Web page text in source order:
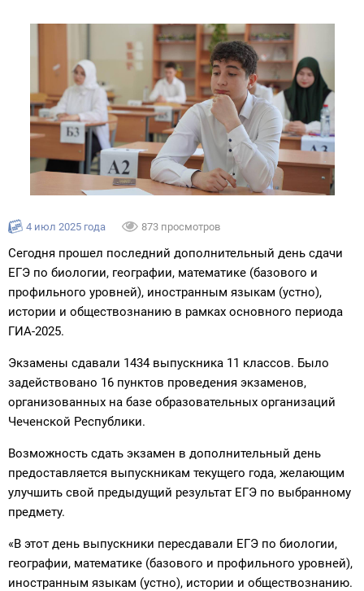
4 июл 2025 года 873 просмотров
Сегодня прошел последний дополнительный день сдачи
ЕГЭ по биологии, географии, математике (базового и
профильного уровней), иностранным языкам (устно),
истории и обществознанию в рамках основного периода
ГИА-2025.
Экзамены сдавали 1434 выпускника 11 классов. Было
задействовано 16 пунктов проведения экзаменов,
организованных на базе образовательных организаций
Чеченской Республики.
Возможность сдать экзамен в дополнительный день
предоставляется выпускникам текущего года, желающим
улучшить свой предыдущий результат ЕГЭ по выбранному
предмету.
«В этот день выпускники пересдавали ЕГЭ по биологии,
географии, математике (базового и профильного уровней),
иностранным языкам (устно), истории и обществознанию.